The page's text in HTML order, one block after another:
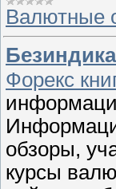
Валютные
Форекс
обзоры,
курсы